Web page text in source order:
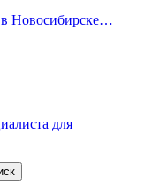
в Новосибирске…
для